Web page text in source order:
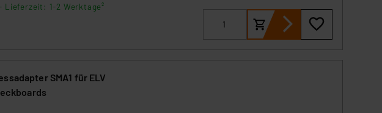
eignet sich zum
Lieferzeit: 1-2 Werktage²
SMA1 für ELV